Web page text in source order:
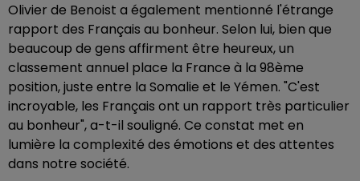
Olivier de Benoist a également mentionné l'étrange
rapport des Français au bonheur. Selon lui, bien que
beaucoup de gens affirment être heureux, un
classement annuel place la France à la 98ème
position, juste entre la Somalie et le Yémen. "C'est
incroyable, les Français ont un rapport très particulier
au bonheur", a-t-il souligné. Ce constat met en
lumière la complexité des émotions et des attentes
dans notre société.